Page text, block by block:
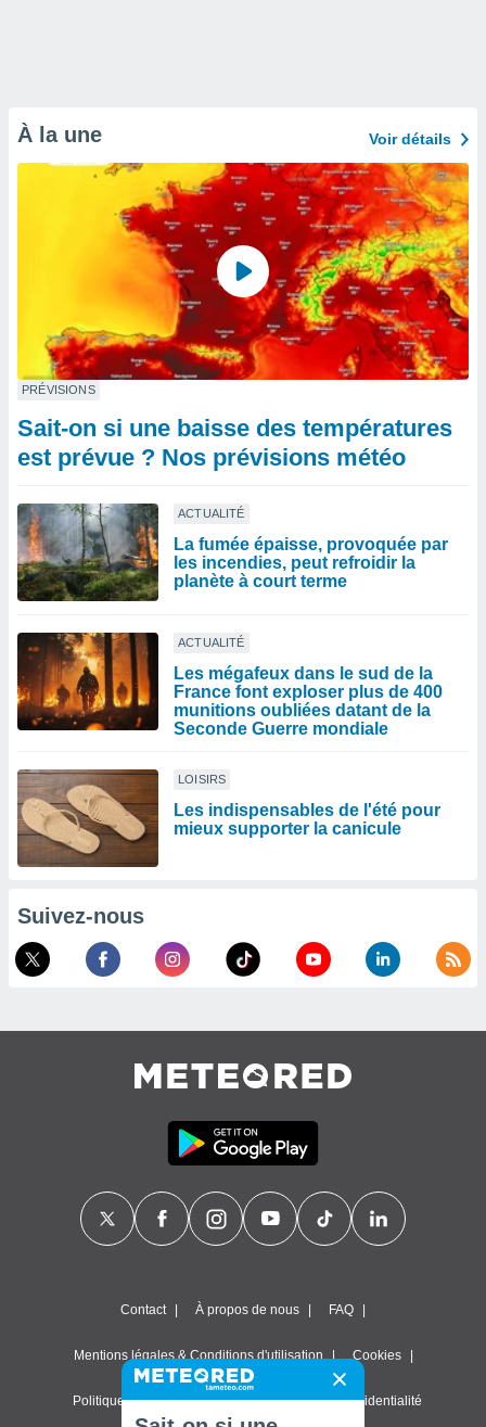
À la une Voir détails
PRÉVISIONS
Sait-on si une baisse des températures
est prévue ? Nos prévisions météo
ACTUALITÉ
La fumée épaisse, provoquée par
les incendies, peut refroidir la
planète à court terme
ACTUALITÉ
Les mégafeux dans le sud de la
France font exploser plus de 400
munitions oubliées datant de la
Seconde Guerre mondiale
LOISIRS
Les indispensables de l'été pour
mieux supporter la canicule
Suivez-nous
Contact À propos de nous FAQ
Mentions légales & Conditions d'utilisation Cookies
Politique de confidentialité Paramètres de confidentialité